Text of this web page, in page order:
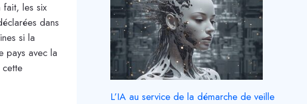
fait, les six
dans
si la
pays avec la
L’IA au service de la démarche de veille